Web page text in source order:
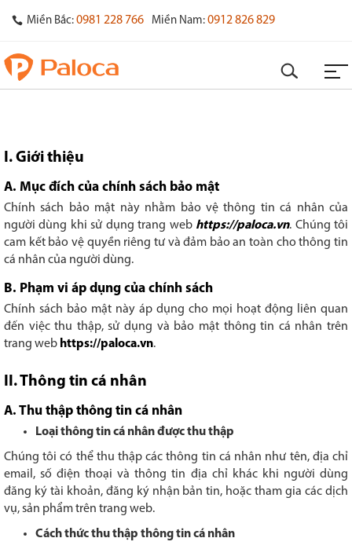
Miền Bắc: 0981 228 766 Miền Nam: 0912 826 829
I. Giới thiệu
A. Mục đích của chính sách bảo mật
Chính sách bảo mật này nhằm bảo vệ thông tin cá nhân của
người dùng khi sử dụng trang web https://paloca.vn. Chúng tôi
cam kết bảo vệ quyền riêng tư và đảm bảo an toàn cho thông tin
cá nhân của người dùng.
B. Phạm vi áp dụng của chính sách
Chính sách bảo mật này áp dụng cho mọi hoạt động liên quan
đến việc thu thập, sử dụng và bảo mật thông tin cá nhân trên
trang web https://paloca.vn.
II. Thông tin cá nhân
A. Thu thập thông tin cá nhân
Loại thông tin cá nhân được thu thập
Chúng tôi có thể thu thập các thông tin cá nhân như tên, địa chỉ
email, số điện thoại và thông tin địa chỉ khác khi người dùng
đăng ký tài khoản, đăng ký nhận bản tin, hoặc tham gia các dịch
vụ, sản phẩm trên trang web.
Cách thức thu thập thông tin cá nhân